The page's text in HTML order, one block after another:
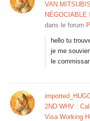
VAN
NÉGOCIABLE !
dans le forum
hello tu
je me
le
2ND WHV :
Visa Working